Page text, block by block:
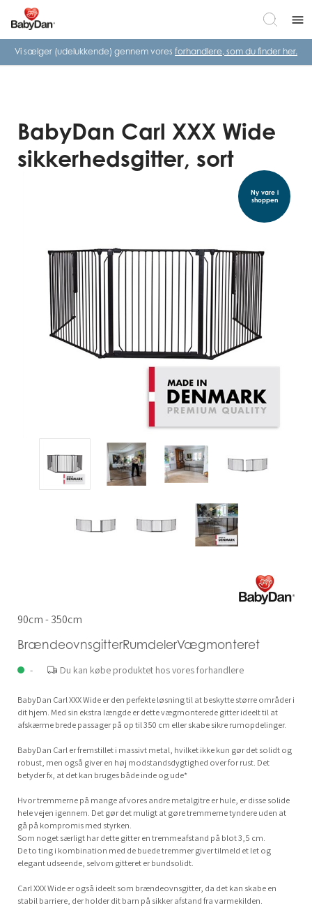
menu
Vi sælger (udelukkende) gennem vores forhandlere, som du finder her.
90cm - 350cm
BrændeovnsgitterRumdelerVægmonteret
- Du kan købe produktet hos vores forhandlere
BabyDan Carl XXX Wide er den perfekte løsning til at beskytte større områder i
dit hjem. Med sin ekstra længde er dette vægmonterede gitter ideelt til at
afskærme brede passager på op til 350 cm eller skabe sikre rumopdelinger.
BabyDan Carl er fremstillet i massivt metal, hvilket ikke kun gør det solidt og
robust, men også giver en høj modstandsdygtighed over for rust. Det
betyder fx, at det kan bruges både inde og ude*
Hvor tremmerne på mange af vores andre metalgitre er hule, er disse solide
hele vejen igennem. Det gør det muligt at gøre tremmerne tyndere uden at
gå på kompromis med styrken.
Som noget særligt har dette gitter en tremmeafstand på blot 3,5 cm.
De to ting i kombination med de buede tremmer giver tilmeld et let og
elegant udseende, selvom gitteret er bundsolidt.
Carl XXX Wide er også ideelt som brændeovnsgitter, da det kan skabe en
stabil barriere, der holder dit barn på sikker afstand fra varmekilden.
BabyDan Carl XXX Wide
sikkerhedsgitter, sort
Ny vare i
shoppen